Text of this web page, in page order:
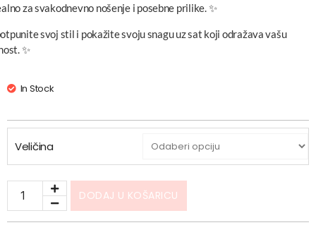
za svakodnevno nošenje i posebne prilike. ✨
svoj stil i pokažite svoju snagu uz sat koji odražava vašu
✨
In Stock
Veličina
DODAJ U KOŠARICU